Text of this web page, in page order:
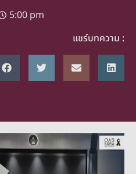
5:00 pm
แชร์บทความ :